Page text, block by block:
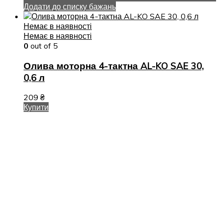
Додати до списку бажань
Немає в наявності
Немає в наявності
0 out of 5
Олива моторна 4-тактна AL-KO SAE 30,
0,6 л
209 ₴
Купити